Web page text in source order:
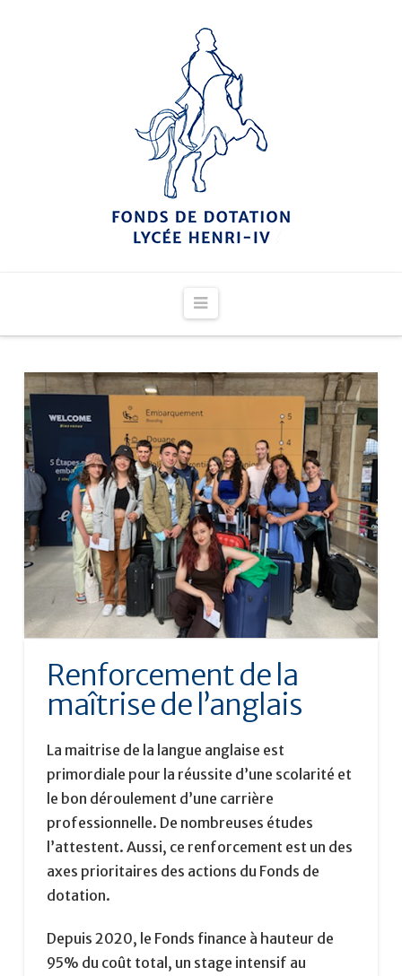
Navigation
Renforcement de la
maîtrise de l’anglais
La maitrise de la langue anglaise est
primordiale pour la réussite d’une scolarité et
le bon déroulement d’une carrière
professionnelle. De nombreuses études
l’attestent. Aussi, ce renforcement est un des
axes prioritaires des actions du Fonds de
dotation.
Depuis 2020, le Fonds finance à hauteur de
95% du coût total, un stage intensif au